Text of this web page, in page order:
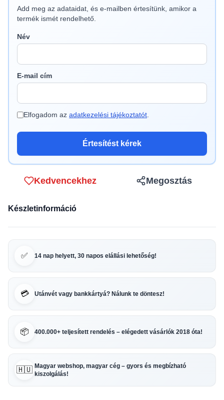
Add meg az adataidat, és e-mailben értesítünk, amikor a
termék ismét rendelhető.
Név
E-mail cím
Elfogadom az adatkezelési tájékoztatót
Értesítést kérek
Kedvencekhez Megosztás
Készletinformáció
✅ 14 nap helyett, 30 napos elállási lehetőség!
💳 Utánvét vagy bankkártyá? Nálunk te döntesz!
📦 400.000+ teljesített rendelés – elégedett vásárlók 2018 óta!
🇭🇺 Magyar webshop, magyar cég – gyors és megbízható
kiszolgálás!